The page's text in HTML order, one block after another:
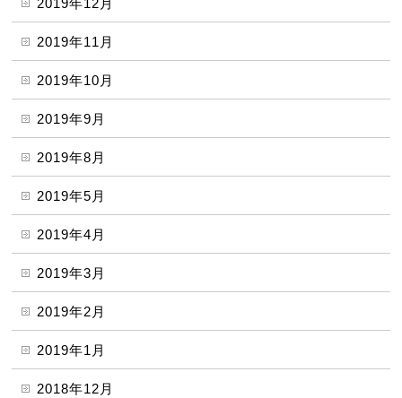
2019年12月
2019年11月
2019年10月
2019年9月
2019年8月
2019年5月
2019年4月
2019年3月
2019年2月
2019年1月
2018年12月